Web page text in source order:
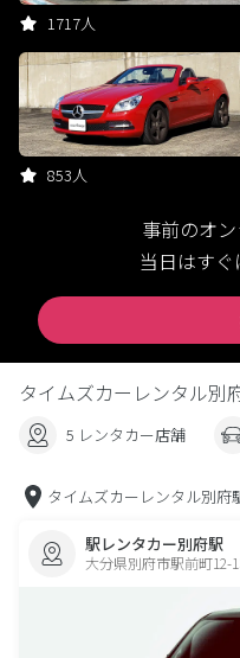
1717人
853人
事前のオ
当日はす
タイムズカーレンタル別
5 レンタカー店舗
タイムズカーレンタル別府
駅レンタカー別府駅
大分県別府市駅前町12-